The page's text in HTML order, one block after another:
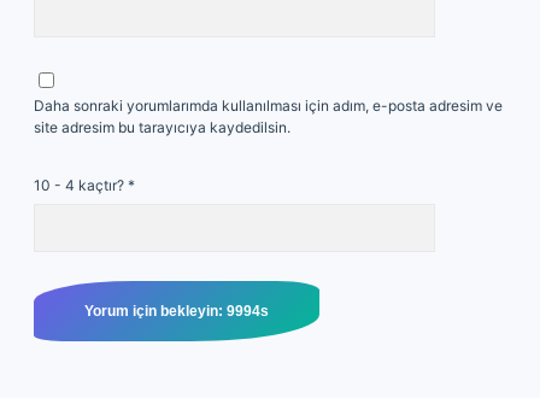
Daha sonraki yorumlarımda kullanılması için adım, e-posta adresim ve
site adresim bu tarayıcıya kaydedilsin.
10 - 4 kaçtır? *